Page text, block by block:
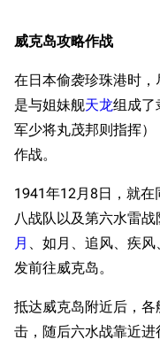
威克岛攻略作战
在日本偷袭珍珠港时
是与姐妹舰天龙组成了
军少将丸茂邦则指挥
作战。
1941年12月8日，就
八战队以及第六水雷
月 、如月、追风、疾
发前往威克岛。
抵达威克岛附近后，
击，随后六水战靠近